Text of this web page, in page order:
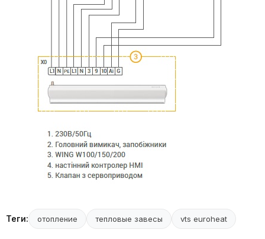
Теги: отопление тепловые завесы vts euroheat